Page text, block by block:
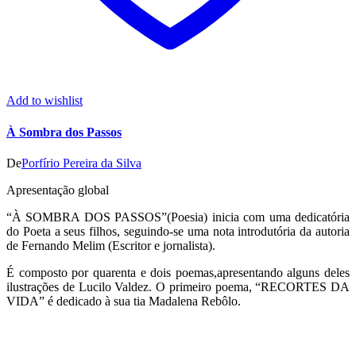
Add to wishlist
À Sombra dos Passos
DePorfírio Pereira da Silva
Apresentação global
“À SOMBRA DOS PASSOS”(Poesia) inicia com uma dedicatória
do Poeta a seus filhos, seguindo-se uma nota introdutória da autoria
de Fernando Melim (Escritor e jornalista).
É composto por quarenta e dois poemas,apresentando alguns deles
ilustrações de Lucilo Valdez. O primeiro poema, “RECORTES DA
VIDA” é dedicado à sua tia Madalena Rebôlo.